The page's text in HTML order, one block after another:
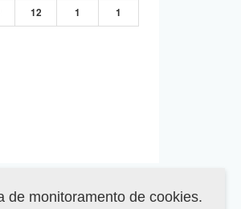
12 1 1
de monitoramento de cookies.